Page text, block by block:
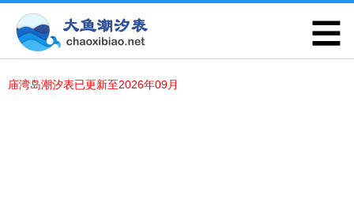
庙湾岛潮汐表已更新至2026年09月